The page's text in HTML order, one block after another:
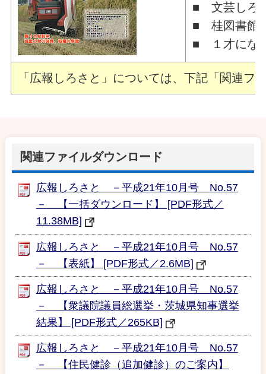
■ 文芸しろ
■ 桂図書館
■ １才にな
「広報しろさと」については、下記「関連
関連ファイルダウンロード
広報しろさと －平成21年10月号 No.57
－ 【一括ダウンロード】 [PDF形式／
11.38MB]
広報しろさと －平成21年10月号 No.57
－ 【表紙】 [PDF形式／2.6MB]
広報しろさと －平成21年10月号 No.57
－ 【衆議院議員総選挙・茨城県知事選挙
結果】 [PDF形式／265KB]
広報しろさと －平成21年10月号 No.57
－ 【住民健診（追加健診）のご案内】